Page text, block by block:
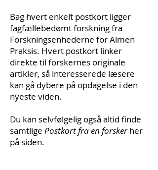
Bag hvert enkelt postkort ligger
fagfællebedømt forskning fra
Forskningsenhederne for Almen
Praksis. Hvert postkort linker
direkte til forskernes originale
artikler, så interesserede læsere
kan gå dybere på opdagelse i den
nyeste viden.
Du kan selvfølgelig også altid finde
samtlige Postkort fra en forskerher
på siden.